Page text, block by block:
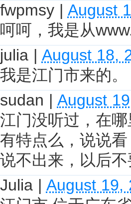
fwpmsy | August
呵呵，我是从
julia | August 18,
我是江门市来的。
sudan | August
江门没听过，在
有特点么，说说看
说不出来，以后
Julia | August 19,